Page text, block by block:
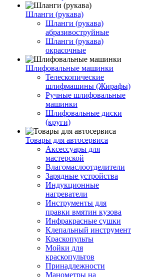
Шланги (рукава)
Шланги (рукава)
абразивоструйные
Шланги (рукава)
окрасочные
Шлифовальные машинки
Телескопические
шлифмашины (Жирафы)
Ручные шлифовальные
машинки
Шлифовальные диски
(круги)
Товары для автосервиса
Аксессуары для
мастерской
Влагомаслоотделители
Зарядные устройства
Индукционные
нагреватели
Инструменты для
правки вмятин кузова
Инфракрасные сушки
Клепальный инструмент
Краскопульты
Мойки для
краскопультов
Принадлежности
Манометры на